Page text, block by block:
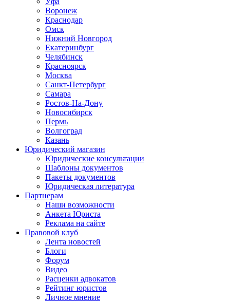
Воронеж
Краснодар
Омск
Нижний Новгород
Екатеринбург
Челябинск
Красноярск
Москва
Санкт-Петербург
Самара
Ростов-На-Дону
Новосибирск
Пермь
Волгоград
Казань
Юридический магазин
Юридические консультации
Шаблоны документов
Пакеты документов
Юридическая литература
Партнерам
Наши возможности
Анкета Юриста
Реклама на сайте
Правовой клуб
Лента новостей
Блоги
Форум
Видео
Расценки адвокатов
Рейтинг юристов
Личное мнение